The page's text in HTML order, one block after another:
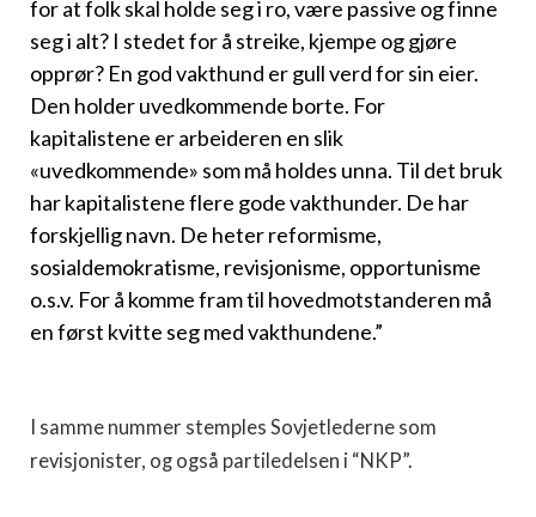
for at folk skal holde seg i ro, være passive og finne
seg i alt? I stedet for å streike, kjempe og gjøre
opprør? En god vakthund er gull verd for sin eier.
Den holder uvedkommende borte. For
kapitalistene er arbeideren en slik
«uvedkommende» som må holdes unna. Til det bruk
har kapitalistene flere gode vakthunder. De har
forskjellig navn. De heter reformisme,
sosialdemokratisme, revisjonisme, opportunisme
o.s.v. For å komme fram til hovedmotstanderen må
en først kvitte seg med vakthundene.”
I samme nummer stemples Sovjetlederne som
revisjonister, og også partiledelsen i “NKP”.